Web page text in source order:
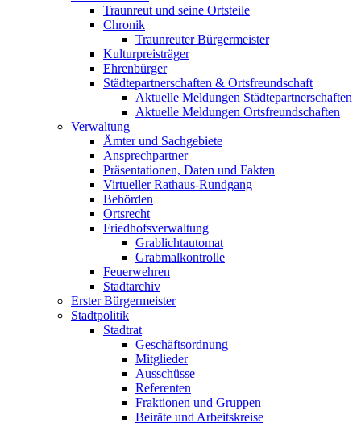
Traunreut und seine Ortsteile
Chronik
Traunreuter Bürgermeister
Kulturpreisträger
Ehrenbürger
Städtepartnerschaften & Ortsfreundschaft
Aktuelle Meldungen Städtepartnerschaften
Aktuelle Meldungen Ortsfreundschaften
Verwaltung
Ämter und Sachgebiete
Ansprechpartner
Präsentationen, Daten und Fakten
Virtueller Rathaus-Rundgang
Behörden
Ortsrecht
Friedhofsverwaltung
Grablichtautomat
Grabmalkontrolle
Feuerwehren
Stadtarchiv
Erster Bürgermeister
Stadtpolitik
Stadtrat
Geschäftsordnung
Mitglieder
Ausschüsse
Referenten
Fraktionen und Gruppen
Beiräte und Arbeitskreise